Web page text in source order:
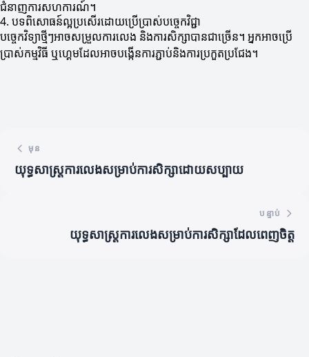
ជំនាញការសហការណ៍។
4. បទពិសោធន៍ល្អប្រសើរដោយប្រើប្រាស់បច្ចេកវិជ្ជា
បច្ចេកវិទ្យាថ្មីៗអាចសម្រួលការលេង និងការសិក្សាបានជាច្រើន។ អ្នកអាចប្រើ
ប្រាស់កម្មវិធី ឬហ្គេមដែលអាចបង្កើនការភ្ជាប់និងការប្រកួតប្រជែង។
មុន
យុទ្ធសាស្ត្រការលេងសម្រាប់ការសិក្សាដោយសប្បាយ
បន្ទាប់
យុទ្ធសាស្ត្រការលេងសម្រាប់ការសិក្សាដែលពេញចិត្ត